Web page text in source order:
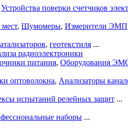
Устройства поверки счетчиков
, Шумомеры, Измерители ЭМП
, геотекстиля ...
радиоэлектроники
питания, Оборудования
оптоволокна, Анализаторы
испытаний релейных защит ...
наборы ...